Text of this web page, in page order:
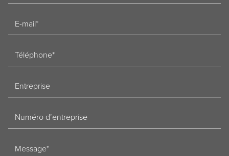
mailadres
Telefoon
Bedrijf
Ondernemingsnummer